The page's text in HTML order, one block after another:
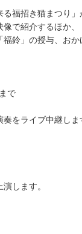
招き猫まつり」
で紹介するほか
鈴」の授与、お
で
をライブ中継しま
します。